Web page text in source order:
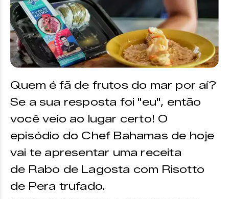
Quem é fã de frutos do mar por aí?
Se a sua resposta foi "eu", então
você veio ao lugar certo! O
episódio do Chef Bahamas de hoje
vai te apresentar uma receita
de Rabo de Lagosta com Risotto
de Pera trufado.